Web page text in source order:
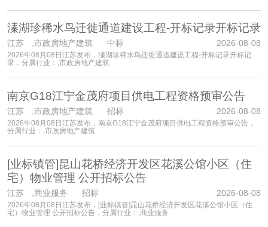
溱湖珍稀水鸟迁徙通道建设工程-开标记录开标记录
江苏 ,市政房地产建筑 中标 2026-08-08
2026年08月08日江苏发布，溱湖珍稀水鸟迁徙通道建设工程-开标记录开标记
录，分属行业：,市政房地产建筑
南京G18江宁金茂府项目供电工程资格预审公告
江苏 ,市政房地产建筑 招标 2026-08-08
2026年08月08日江苏发布，南京G18江宁金茂府项目供电工程资格预审公告，
分属行业：,市政房地产建筑
[业标镇管]昆山花桥经济开发区花溪公馆小区（住
宅）物业管理 公开招标公告
江苏 ,商业服务 招标 2026-08-08
2026年08月08日江苏发布，[业标镇管]昆山花桥经济开发区花溪公馆小区（住
宅）物业管理 公开招标公告，分属行业：,商业服务